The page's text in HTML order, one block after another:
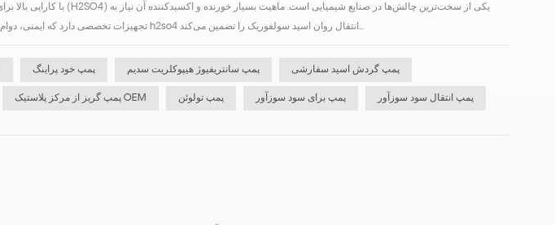
تجهیزات تخصصی دارد که ایمنی، دوام و کارایی را تضمین کند. یک سیستم با طراحی مناسب پمپ h2so4 انتقال روان اسید سولفوریک را تضمین می‌کند...
پمپ خود پراینگ پمپ سانتریفیوژ هیپوکلریت سدیم پمپ گردش اسید سفارشی
پمپ گریز از مرکز پلاستیک OEM پمپ تولوئن پمپ برای سود سوزآور پمپ انتقال سود سوزآور